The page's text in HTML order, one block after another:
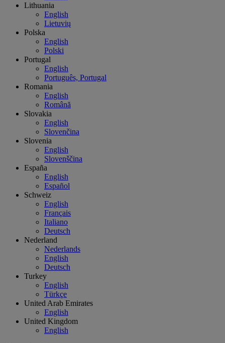
Lithuania
English
Lietuvių
Polska
English
Polski
Portugal
English
Português, Portugal
Romania
English
Română
Slovakia
English
Slovenčina
Slovenia
English
Slovenščina
España
English
Español
Schweiz
English
Français
Italiano
Deutsch
Nederland
Nederlands
English
Deutsch
Turkey
English
Türkçe
United Arab Emirates
English
United Kingdom
English